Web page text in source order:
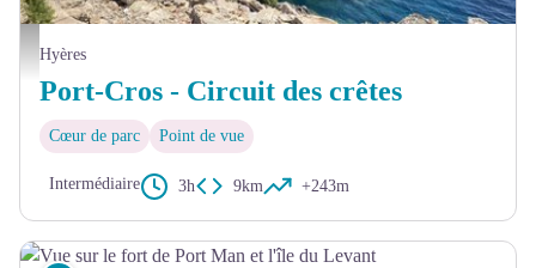
Crêtes de Port-Cros - ©loane_grasset_PN_PortCros
Hyères
Port-Cros - Circuit des crêtes
Cœur de parc Point de vue
Intermédiaire 3h 9km +243m